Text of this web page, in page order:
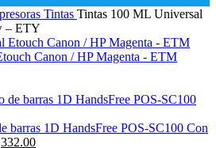
Tintas Tintas 100 ML Universal
– ETY
Canon / HP Magenta - ETM
barras 1D HandsFree POS-SC100 Con
332.00El